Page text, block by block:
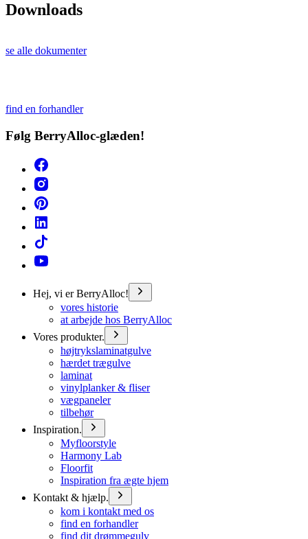
Downloads
se alle dokumenter
find en forhandler
Følg BerryAlloc-glæden!
Hej, vi er BerryAlloc!
vores historie
at arbejde hos BerryAlloc
Vores produkter.
højtrykslaminatgulve
hærdet trægulve
laminat
vinylplanker & fliser
vægpaneler
tilbehør
Inspiration.
Myfloorstyle
Harmony Lab
Floorfit
Inspiration fra ægte hjem
Kontakt & hjælp.
kom i kontakt med os
find en forhandler
find dit drømmegulv